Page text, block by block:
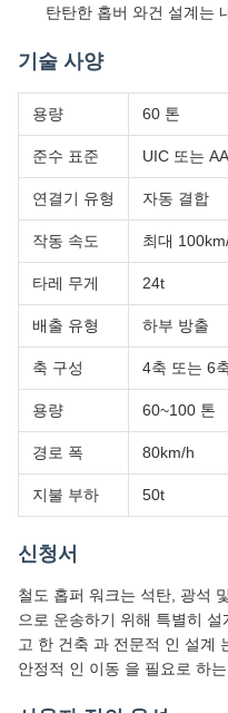
타레 무게
배출 유형 하부 방출
축 구성 4축 또는 6축
용량 60~100 톤
경로 폭
지불 부하 50t
신청서
으로 운송하기 위해 특별히
고 한 건축 과 전문적 인 설계
안정적 인 이동 을 필요로 하
사용자 정의 옵션
우리는 부하와 트랙 요구 사
6축 구성의 축 구성을 포함하
리의 포괄적인 제품 사용자 정
을 위해 최적화되도록합니다